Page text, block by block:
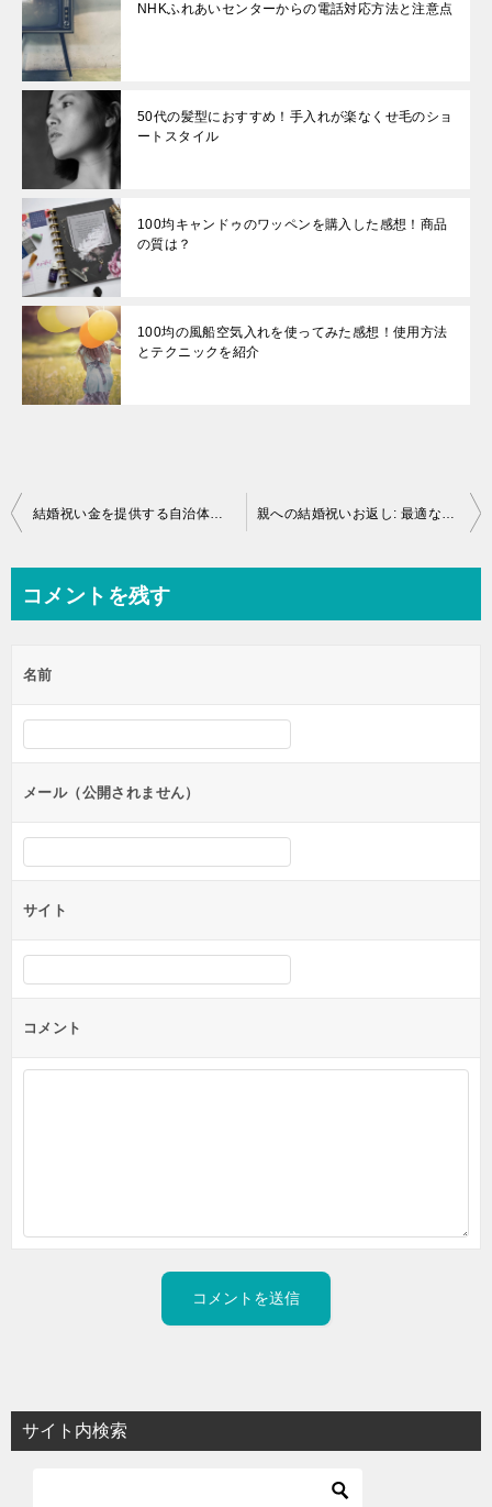
NHKふれあいセンターからの電話対応方法と注意点
50代の髪型におすすめ！手入れが楽なくせ毛のショ
ートスタイル
100均キャンドゥのワッペンを購入した感想！商品
の質は？
100均の風船空気入れを使ってみた感想！使用方法
とテクニックを紹介
投
ビ
ー
シ
ョ
ン
結婚祝い金を提供する自治体完全ガイド：制度と申請方法 親への結婚祝いお返し: 最適なタイミングとは？旅行はあり？
コメントを残す
名前
メール（公開されません）
サイト
コメント
サイト内検索